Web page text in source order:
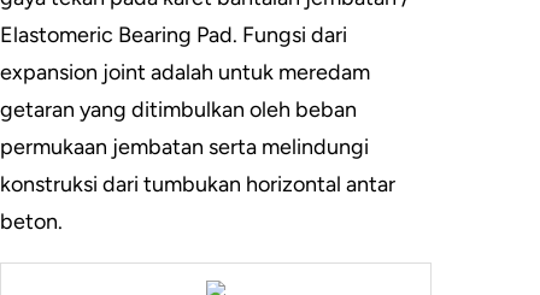
Elastomeric Bearing Pad. Fungsi dari
expansion joint adalah untuk meredam
getaran yang ditimbulkan oleh beban
permukaan jembatan serta melindungi
konstruksi dari tumbukan horizontal antar
beton.